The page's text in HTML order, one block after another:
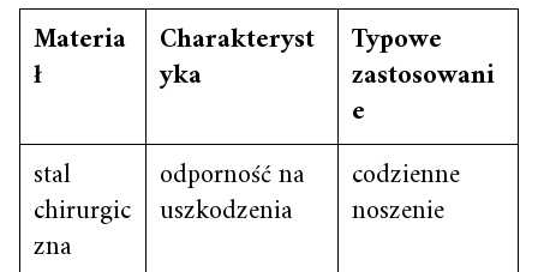
Materia
ł
Charakteryst
yka
Typowe
zastosowani
e
stal
chirurgic
zna
odporność na
uszkodzenia
codzienne
noszenie